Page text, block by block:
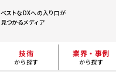
ベストなDXへの入り口が
見つかるメディア
技術
から探す
業界・事例
から探す